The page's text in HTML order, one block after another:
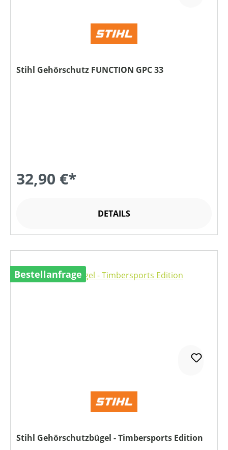
Stihl Gehörschutz FUNCTION GPC 33
32,90 €*
DETAILS
Bestellanfrage
Stihl Gehörschutzbügel - Timbersports Edition